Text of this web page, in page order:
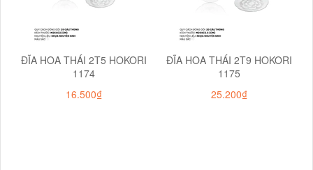
ĐĨA HOA THÁI 2T5 HOKORI
1174
16.500₫
ĐĨA HOA THÁI 2T9 HOKORI
1175
25.200₫